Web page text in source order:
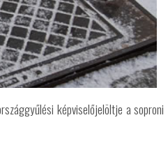
képviselőjelöltje a soproni